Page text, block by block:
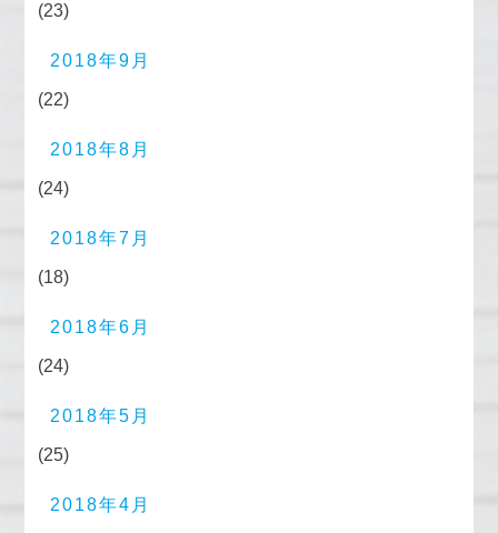
(23)
2018年9月
(22)
2018年8月
(24)
2018年7月
(18)
2018年6月
(24)
2018年5月
(25)
2018年4月